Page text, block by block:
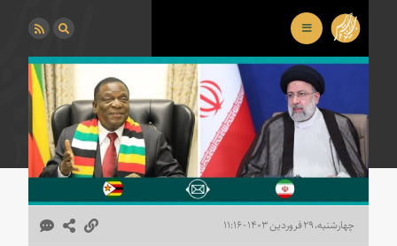
چهارشنبه، ۲۹ فروردین ۱۴۰۳ - ۱۱:۱۶